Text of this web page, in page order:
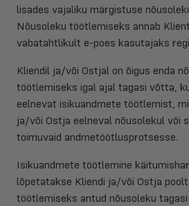
lisades vajaliku märgistuse
Nõusoleku töötlemiseks annab
vabatahtlikult e-poes kasutajaks
Kliendil ja/või Ostjal on õigus enda
töötlemiseks igal ajal tagasi võtta,
eelnevat isikuandmete töötlemist,
ja/või Ostja eelneval nõusolekul või
toimuvaid andmetöötlusprotsesse.
Isikuandmete töötlemine
lõpetatakse Kliendi ja/või Ostja
töötlemiseks antud nõusoleku